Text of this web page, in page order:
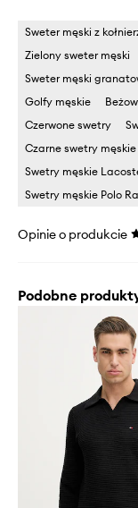
Sweter męski z
Zielony sweter męski
Sweter męski
Golfy męskie
Czerwone swetry
Czarne swetry męskie
Swetry męskie
Swetry męskie Polo
Opinie o produkcie
Podobne